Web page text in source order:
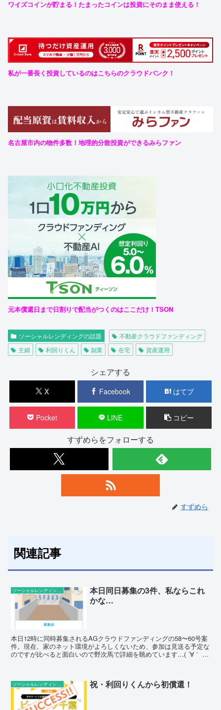
ワイズコインが貯まる！たまったコインは投資にそのまま使える！
私が一番長く投資しているのはこちらのクラウドバンク！
名古屋市内の物件多数！地理的分散投資ができるみらファン
元本償還日まで日割りで配当がつくのはここだけ！TSON
ソーシャルレンディングの話題
不動産クラウドファンディング
主婦
利回りくん 副業 在宅 資産運用
シェアする
X Facebook はてブ
Pocket LINE コピー
すずめらをフォローする
すずめら
関連記事
ソーシャルレンディングの話題
本日同日募集の3件、私ならこれ
かな…
本日12時に同時募集されるAGクラウドファンディングの58〜60号案
件。現在、家のネット環境がよろしくないため、参加は見送る予定な
のですが比べると面白いので野次馬で詳細を眺めています…( ´∀｀ )
祝・利回りくんから初償還！